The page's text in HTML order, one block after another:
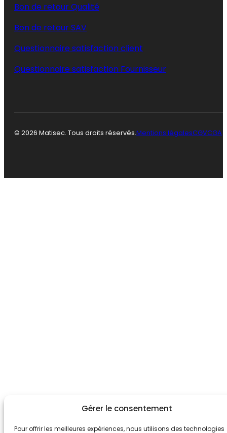
Gérer le consentement
Pour offrir les meilleures expériences, nous utilisons des technologies
Bon de retour Qualité
Bon de retour SAV
Questionnaire satisfaction client
Questionnaire satisfaction Fournisseur
© 2026 Matisec. Tous droits réservés.Mentions légalesCGVCGA